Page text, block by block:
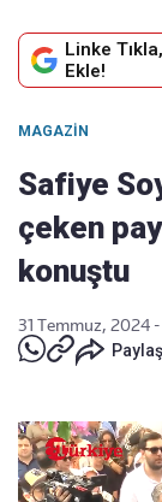
Linke
Ekle!
MAGAZIN
Safiye
çeken
konuştu
31 Temmuz, 2024 -
Paylaş